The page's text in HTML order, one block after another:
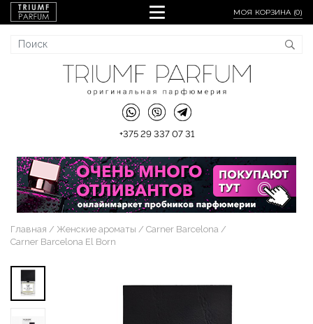
МОЯ КОРЗИНА (0)
+375 29 337 07 31
Главная Женские ароматы
Carner Barcelona
Carner Barcelona El Born